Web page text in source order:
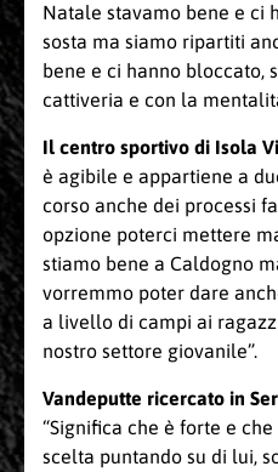
Natale stavamo bene e ci
sosta ma siamo ripartiti
bene e ci hanno bloccato,
cattiveria e con la
Il centro sportivo di Isola
è agibile e appartiene a
corso anche dei processi
opzione poterci mettere
stiamo bene a Caldogno
vorremmo poter dare
a livello di campi ai
nostro settore giovanile”.
Vandeputte ricercato in
“Significa che è forte e
scelta puntando su di lui,